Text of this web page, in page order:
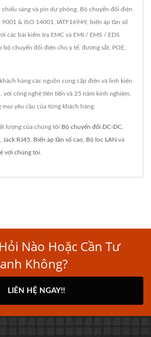
chiếu sáng và pin dự phòng. Bộ chuyển đổi điện
& ISO 14001, IATF16949, biến áp tần số
các bài kiểm tra EMC và EMI / EMS / EDS
bộ chuyển đổi điện cho y tế, đường sắt, POE,
hàng các nguồn cung cấp điện và linh kiện
công nghệ tiên tiến và 25 năm kinh nghiệm,
mọi yêu cầu của từng khách hàng.
lượng của chúng tôi Bộ chuyển đổi DC-DC
Jack RJ45 Biến áp tần số cao Bộ lọc LAN và
với chúng tôi
Nào Hoặc Cần Tư
Không?
LIÊN HỆ NGAY!!